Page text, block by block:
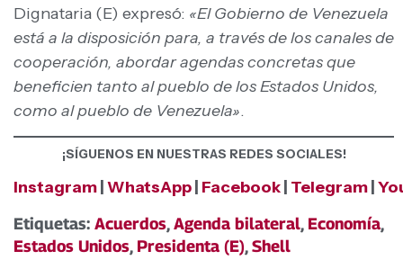
Dignataria (E) expresó: «El Gobierno de Venezuela
está a la disposición para, a través de los canales de
cooperación, abordar agendas concretas que
beneficien tanto al pueblo de los Estados Unidos,
como al pueblo de Venezuela».
¡SÍGUENOS EN NUESTRAS REDES SOCIALES!
Instagram|WhatsApp| Facebook| Telegram|
Etiquetas: Acuerdos,Agenda bilateral, Economía,
Estados Unidos, Presidenta (E),Shell